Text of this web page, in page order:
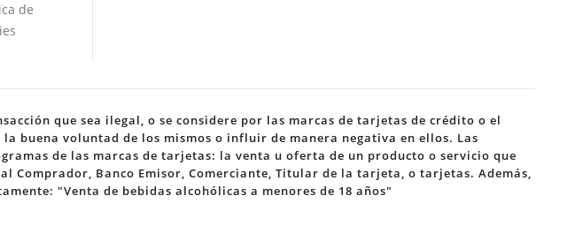
de
que sea ilegal, o se considere por las marcas de tarjetas de crédito o el
buena voluntad de los mismos o influir de manera negativa en ellos. Las
de las marcas de tarjetas: la venta u oferta de un producto o servicio que
Comprador, Banco Emisor, Comerciante, Titular de la tarjeta, o tarjetas. Además,
"Venta de bebidas alcohólicas a menores de 18 años"